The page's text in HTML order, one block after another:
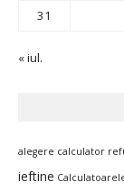
31
« iul.
alegere calculator
ieftine